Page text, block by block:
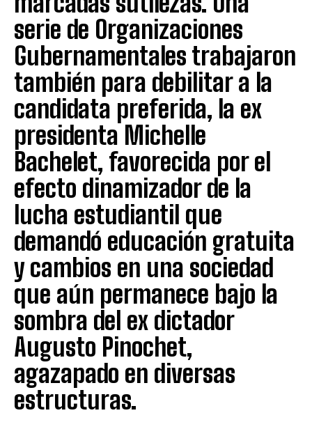
serie de Organizaciones
Gubernamentales trabajaron
también para debilitar a la
candidata preferida, la ex
presidenta Michelle
Bachelet, favorecida por el
efecto dinamizador de la
lucha estudiantil que
demandó educación gratuita
y cambios en una sociedad
que aún permanece bajo la
sombra del ex dictador
Augusto Pinochet,
agazapado en diversas
estructuras.